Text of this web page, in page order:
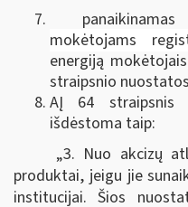
panaikinamas
mokėtojams
energiją
straipsnio
AĮ 64 straipsnis
išdėstoma taip:
„3. Nuo akcizų
produktai, jeigu jie
institucijai. Šios